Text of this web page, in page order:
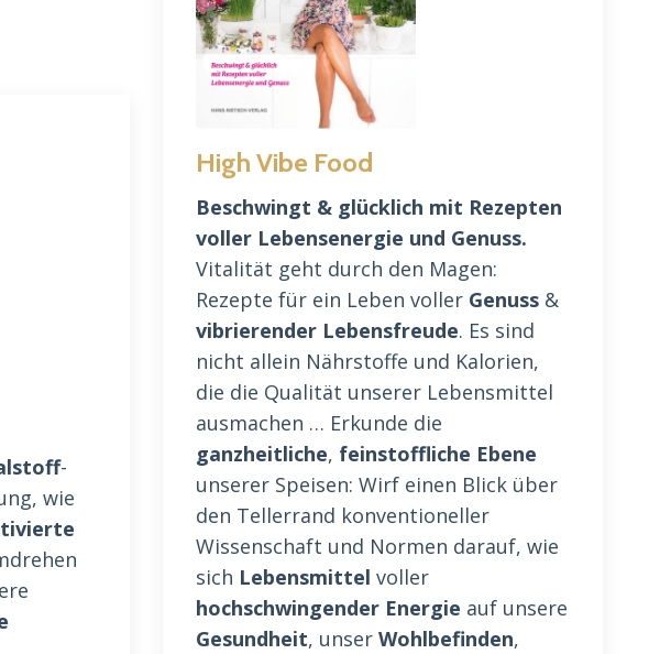
-
wie
High Vibe Food
Beschwingt & glücklich mit Rezepten
voller Lebensenergie und Genuss.
Vitalität geht durch den Magen:
Rezepte für ein Leben voller Genuss &
vibrierender Lebensfreude. Es sind
nicht allein Nährstoffe und Kalorien,
die die Qualität unserer Lebensmittel
ausmachen … Erkunde die
ganzheitliche, feinstoffliche Ebene
unserer Speisen: Wirf einen Blick über
den Tellerrand konventioneller
Wissenschaft und Normen darauf, wie
sich Lebensmittel voller
hochschwingender Energie auf unsere
Gesundheit, unser Wohlbefinden,